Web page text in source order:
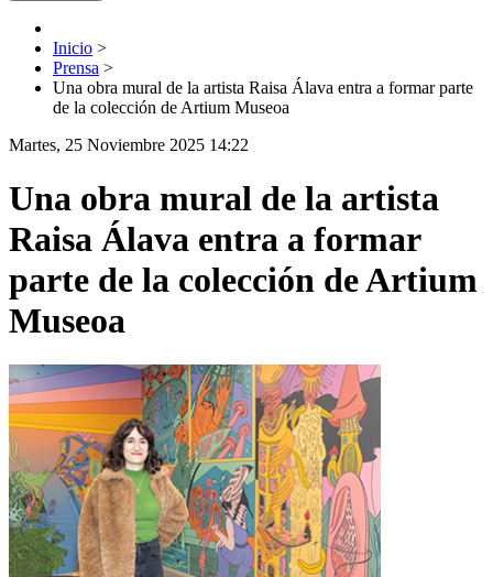
Inicio >
Prensa >
Una obra mural de la artista Raisa Álava entra a formar parte
de la colección de Artium Museoa
Martes, 25 Noviembre 2025 14:22
Una obra mural de la artista
Raisa Álava entra a formar
parte de la colección de Artium
Museoa